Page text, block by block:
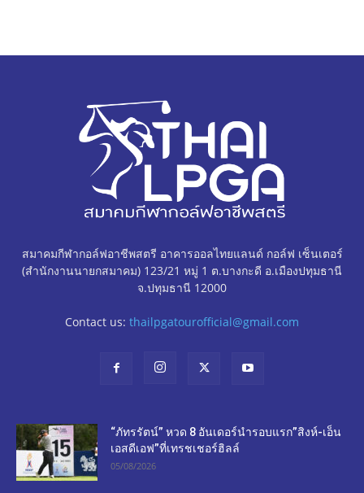
สมาคมกีฬากอล์ฟอาชีพสตรี อาคารออลไทยแลนด์ กอล์ฟ เซ็นเตอร์
(สำนักงานนายกสมาคม) 123/21 หมู่ 1 ต.บางกะดี อ.เมืองปทุมธานี
จ.ปทุมธานี 12000
Contact us: thailpgatourofficial@gmail.com
“ภัทรรัตน์” หวด 8 อันเดอร์นำรอบแรก”สิงห์-เอ็น
เอสดีเอฟ”ที่เทรชเชอร์ฮิลล์
05/08/2026